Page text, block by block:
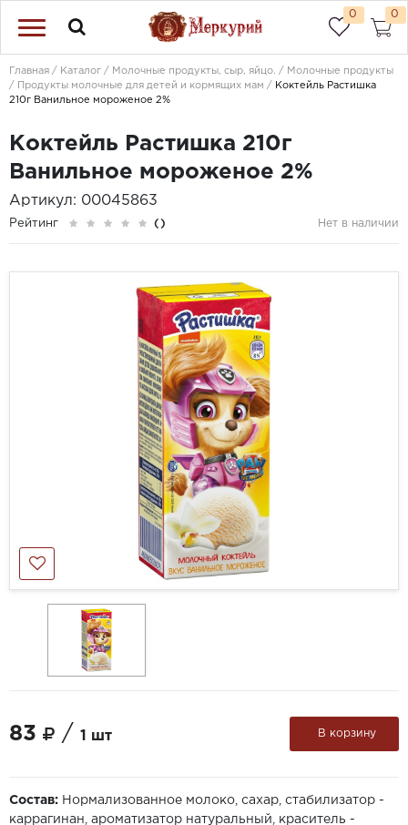
0 0
Главная Каталог Молочные продукты, сыр, яйцо.
Молочные продукты
Продукты молочные для детей и кормящих мам
Коктейль Растишка
210г Ванильное мороженое 2%
Коктейль Растишка 210г
Ванильное мороженое 2%
Артикул: 00045863
Рейтинг () Нет в наличии
83 / 1 шт В корзину
Состав: Нормализованное молоко, сахар, стабилизатор -
каррагинан, ароматизатор натуральный, краситель -